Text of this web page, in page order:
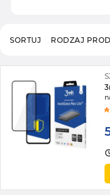
RODZAJ
SORTUJ